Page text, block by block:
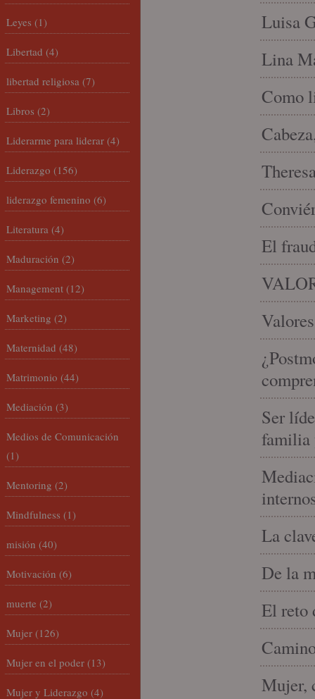
Luisa
Lina
Como
El
Ser
familia
La
De la
El reto
Mujer,
Leyes (1)
Libertad (4)
libertad religiosa (7)
Libros (2)
Liderarme para liderar (4)
Liderazgo (156)
liderazgo femenino (6)
Literatura (4)
Maduración (2)
Management (12)
Marketing (2)
Maternidad (48)
Matrimonio (44)
Mediación (3)
Medios de Comunicación
(1)
Mentoring (2)
Mindfulness (1)
misión (40)
Motivación (6)
muerte (2)
Mujer (126)
Mujer en el poder (13)
Mujer y Liderazgo (4)